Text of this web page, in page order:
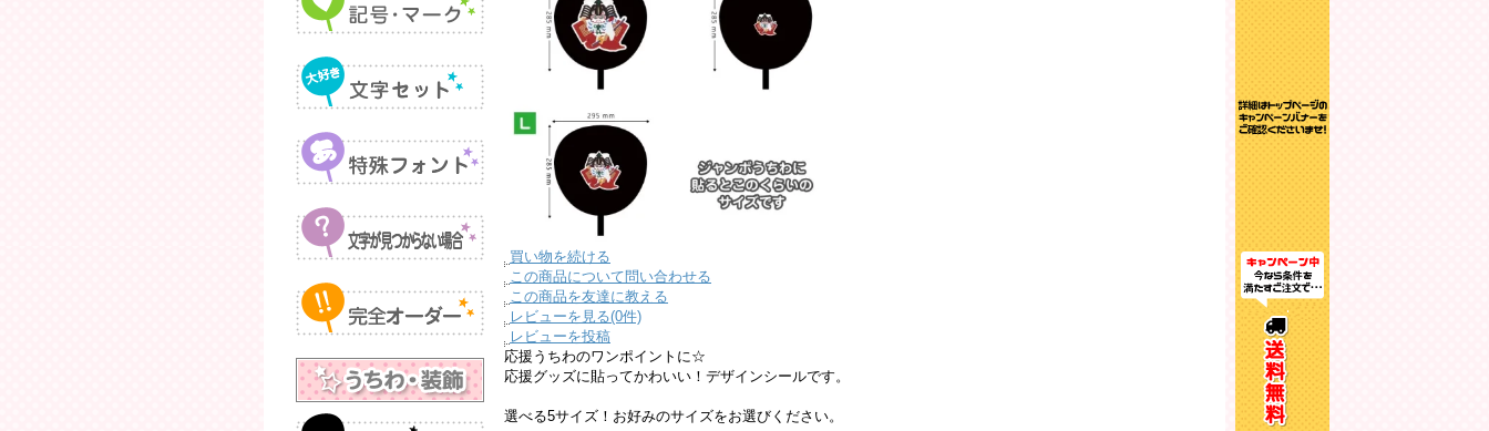
買い物を続ける
この商品について問い合わせる
この商品を友達に教える
レビューを見る(0件)
レビューを投稿
応援うちわのワンポイントに☆
応援グッズに貼ってかわいい！デザインシールです。
選べる5サイズ！お好みのサイズをお選びください。